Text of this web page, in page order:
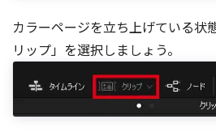
カラーページを立ち上げている状
リップ」を選択しましょう。